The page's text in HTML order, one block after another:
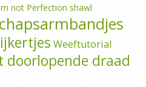
not Perfection shawl
Weeftutorial
doorlopende draad